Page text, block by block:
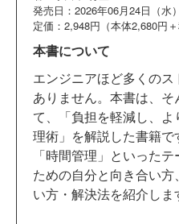
発売日：2026年06月24日（水）
定価：2,948円（本体2,680円＋
本書について
エンジニアほど多くの
ありません。本書は、
て、「負担を軽減し、
理術」を解説した書籍で
「時間管理」といった
ための自分と向き合い
い方・解決法を紹介しま